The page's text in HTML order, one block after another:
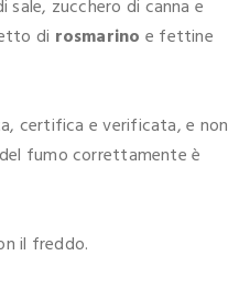
sale, zucchero di canna e
di rosmarino e fettine
certifica e verificata, e non
fumo correttamente è
il freddo.